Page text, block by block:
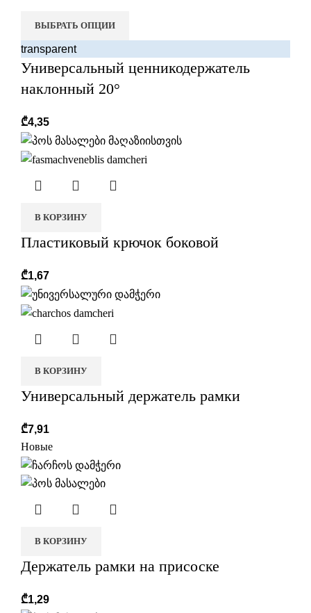
ВЫБРАТЬ ОПЦИИ
transparent
Универсальный ценникодержатель
наклонный 20°
₾4,35
В КОРЗИНУ
Пластиковый крючок боковой
₾1,67
В КОРЗИНУ
Универсальный держатель рамки
₾7,91
Новые
В КОРЗИНУ
Держатель рамки на присоске
₾1,29